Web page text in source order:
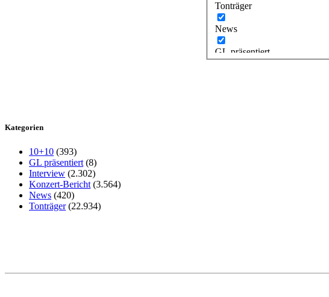
Tonträger
News
GL präsentiert
Kategorien
10+10 (393)
GL präsentiert (8)
Interview (2.302)
Konzert-Bericht (3.564)
News (420)
Tonträger(22.934)